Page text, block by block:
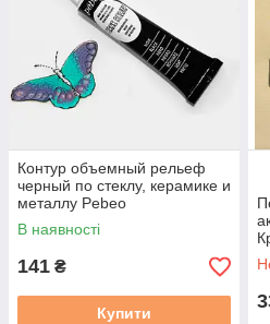
\
Ми відправляємо замовлення
Контур объемный рельеф
черный по стеклу, керамике и
металлу Pebeo
В наявності
141 ₴
Купити
шт